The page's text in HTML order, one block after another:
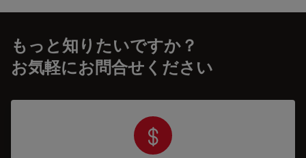
もっと知りたいですか？
お気軽にお問合せください